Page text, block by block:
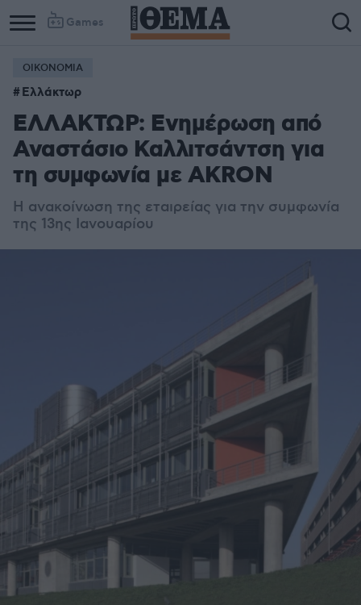
Games
ΟΙΚΟΝΟΜΙΑ
Ελλάκτωρ
ΕΛΛΑΚΤΩΡ: Ενημέρωση από
Αναστάσιο Καλλιτσάντση για
τη συμφωνία με AKRON
Η ανακοίνωση της εταιρείας για την συμφωνία
της 13ης Ιανουαρίου